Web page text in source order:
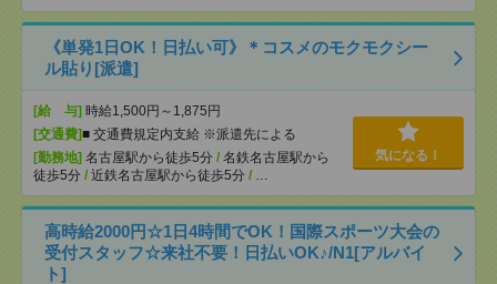
《単発1日OK！日払い可》＊コスメのモクモクシー
ル貼り[派遣]
[給 与] 時給1,500円～1,875円
[交通費]■ 交通費規定内支給 ※派遣先による
[勤務地] 名古屋駅から徒歩5分 / 名鉄名古屋駅から
徒歩5分 / 近鉄名古屋駅から徒歩5分 / …
気になる！
高時給2000円☆1日4時間でOK！国際スポーツ大会の
受付スタッフ☆来社不要！日払いOK♪/N1[アルバイ
ト]